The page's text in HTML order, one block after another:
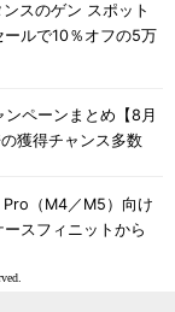
スのゲン スポット
ルで10％オフの5万
ペーンまとめ【8月
獲得チャンス多数
Pro（M4／M5）向け
スフィニットから